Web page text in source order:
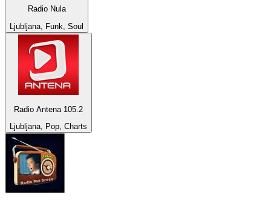
Radio Nula
Ljubljana, Funk, Soul
Radio Antena 105.2
Ljubljana, Pop, Charts